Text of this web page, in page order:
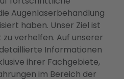
Augenlaserbehandlung
haben. Unser Ziel ist
zu verhelfen. Auf unserer
Informationen
ihrer Fachgebiete,
im Bereich der